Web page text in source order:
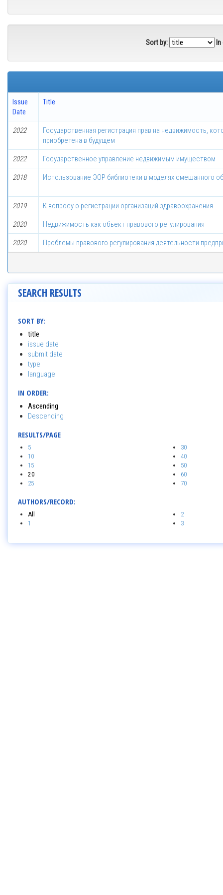
Sort by: In
Issue
Date
Title
2022
Государственная регистрация прав на недвижимость,
приобретена в будущем
2022 Государственное управление недвижимым имуществом
2018 Использование ЭОР библиотеки в моделях смешанного
2019 К вопросу о регистрации организаций здравоохранения
2020 Недвижимость как объект правового регулирования
2020 Проблемы правового регулирования деятельности
SEARCH RESULTS
SORT BY:
title
issue date
submit date
type
language
IN ORDER:
Ascending
Descending
RESULTS/PAGE
5
10
15
20
25
30
40
50
60
70
AUTHORS/RECORD:
All
1
2
3